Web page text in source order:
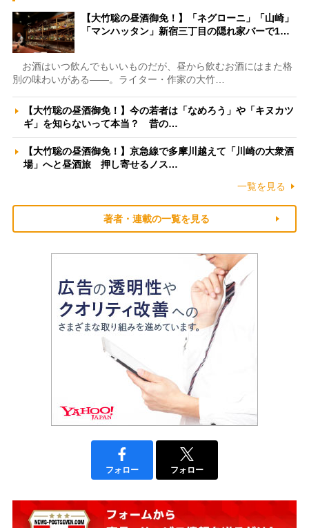
【大竹聡の昼酒御免！】「ネグローニ」「山崎」
「マンハッタン」新宿三丁目の隠れ家バーで1…
お酒はいつ飲んでもいいものだが、昼から飲むお酒にはまた格
別の味わいがある――。ライター・作家の大竹…
【大竹聡の昼酒御免！】今の若者は「なめろう」や「キヌカツ
ギ」を知らないって本当？ 昔の…
【大竹聡の昼酒御免！】京急線で多摩川越えて「川崎の大衆酒
場」へと昼酒旅 押し寄せるノス…
一覧を見る
著者・連載の一覧を見る
フォロー フォロー